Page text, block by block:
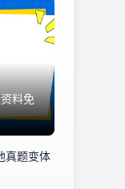
料免
真题变体